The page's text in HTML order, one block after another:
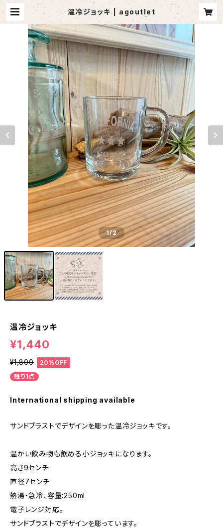
温冷ジョッキ | agoutlet
1/2
温冷ジョッキ
¥1,440
¥1,800
20%OFF
残り1点
International shipping available
サンドブラストでデザインを彫った温冷ジョッキです。
温かい飲み物も飲める小ジョッキになります。
高さ9センチ
直径7センチ
熱湯・急冷、容量:250ml
電子レンジ対応。
サンドブラストでデザインを彫っています。